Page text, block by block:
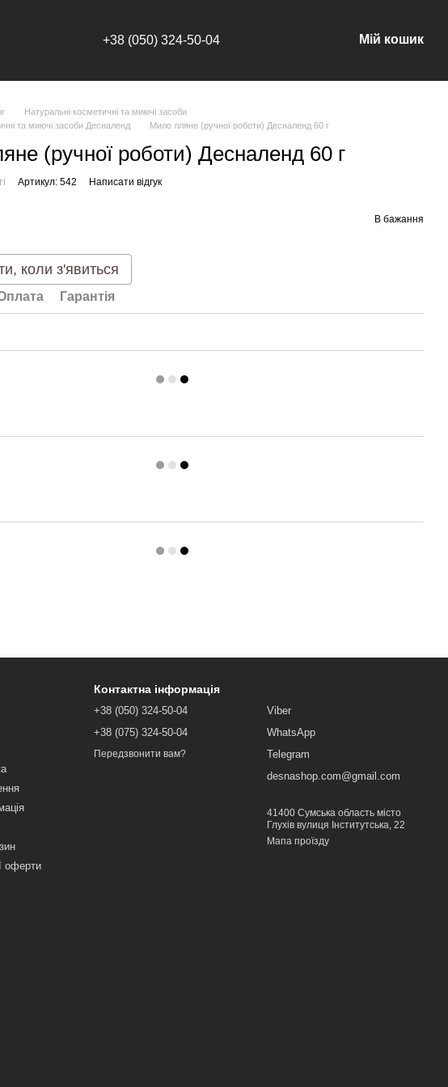
+38 (050) 324-50-04 Мій кошик
Натуральні косметичні та миючі засоби
та миючі засоби Десналенд
Мило лляне (ручної роботи) Десналенд 60 г
(ручної роботи) Десналенд 60 г
Артикул: 542 Написати відгук
В бажання
коли з'явиться
Гарантія
оферти
Контактна інформація
+38 (050) 324-50-04
+38 (075) 324-50-04
Передзвонити вам?
Viber
WhatsApp
Telegram
desnashop.com@gmail.com
41400 Сумська область місто
Глухів вулиця Інститутська, 22
Мапа проїзду